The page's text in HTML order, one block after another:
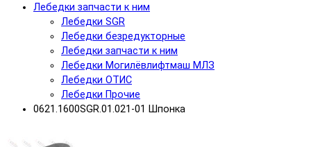
Лебедки запчасти к ним
Лебедки SGR
Лебедки безредукторные
Лебедки запчасти к ним
Лебедки Могилёвлифтмаш МЛЗ
Лебедки ОТИС
Лебедки Прочие
0621.1600SGR.01.021-01 Шпонка